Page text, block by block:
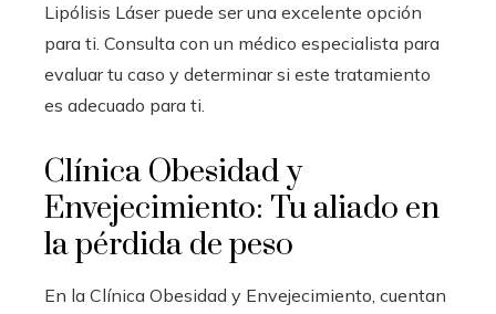
Lipólisis Láser puede ser una excelente opción
para ti. Consulta con un médico especialista para
evaluar tu caso y determinar si este tratamiento
es adecuado para ti.
Clínica Obesidad y
Envejecimiento: Tu aliado en
la pérdida de peso
En la Clínica Obesidad y Envejecimiento, cuentan